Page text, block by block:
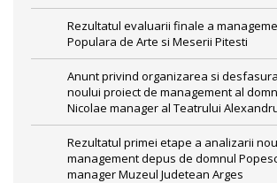
Rezultatul evaluarii finale a
Populara de Arte si Meserii Pitesti
Anunt privind organizarea si
noului proiect de management al
Nicolae manager al Teatrului
Rezultatul primei etape a analizarii
management depus de domnul
manager Muzeul Judetean Arges